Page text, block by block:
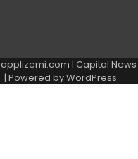
applizemi.com | Capital
| Powered byWordPress.